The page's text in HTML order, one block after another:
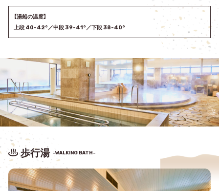
【湯船の温度】
上段 40-42°／中段 39-41°／下段 38-40°
歩行湯 -WALKING BATH-